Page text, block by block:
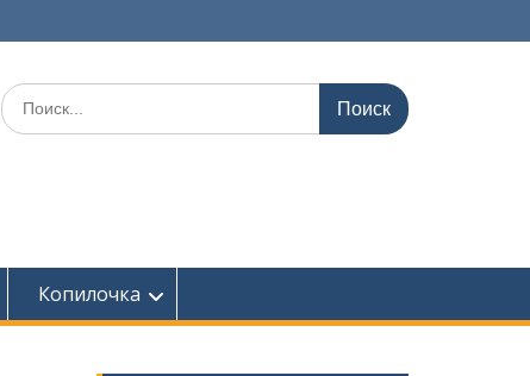
Поиск
по:
Копилочка